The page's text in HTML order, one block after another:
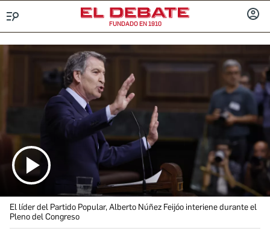
FUNDADO EN 1910
El líder del Partido Popular, Alberto Núñez Feijóo interiene durante el
Pleno del Congreso